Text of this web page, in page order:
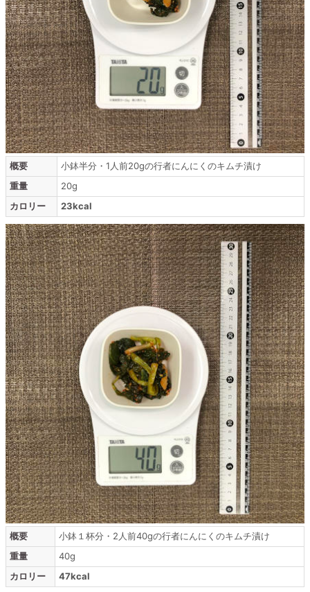
概要
小鉢半分・1人前20gの行者にんにくのキムチ漬け
重量
20g
カロリー
23kcal
概要
小鉢１杯分・2人前40gの行者にんにくのキムチ漬け
重量
40g
カロリー
47kcal